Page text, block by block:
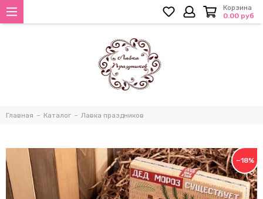
Корзина
0.00 руб
Главная Каталог Лавка праздников
−18%